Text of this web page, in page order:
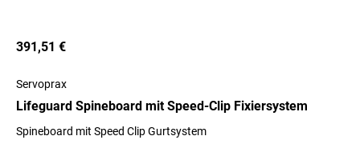
391,51 €
Servoprax
Lifeguard Spineboard mit Speed-Clip Fixiersystem
Spineboard mit Speed Clip Gurtsystem